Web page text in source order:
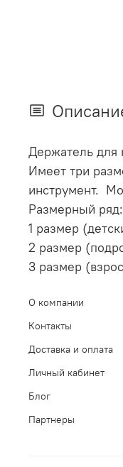
Держатель для
Имеет три
инструмент.
Размерный ряд:
1 размер
2 размер
3 размер
О компании
Контакты
Доставка и оплата
Личный кабинет
Блог
Партнеры